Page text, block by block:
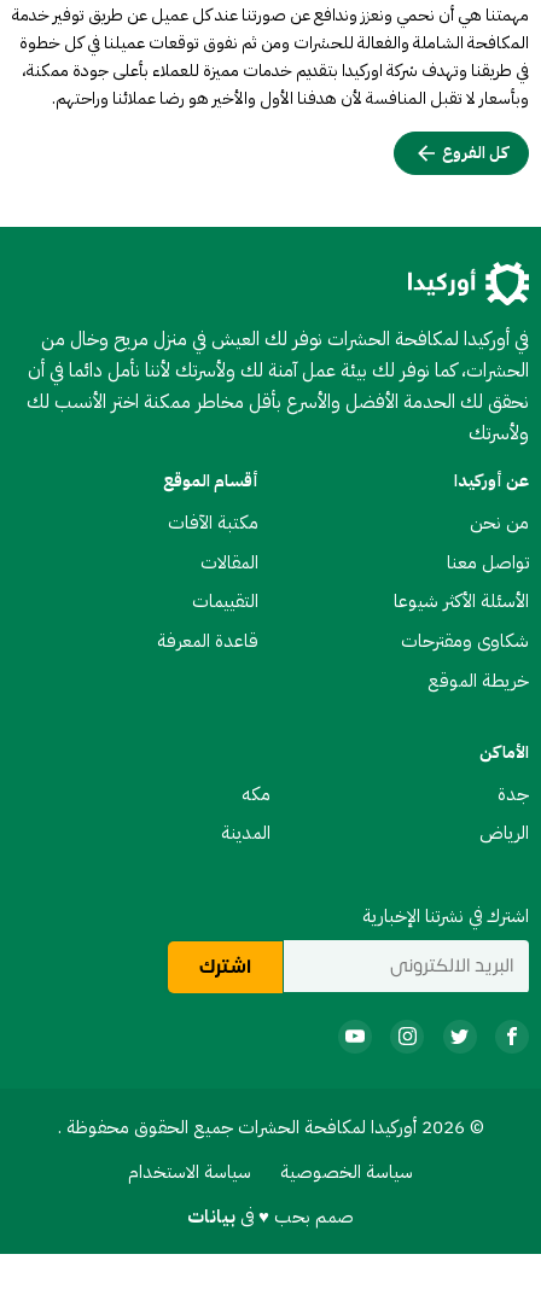
مهمتنا هي أن نحمي ونعزز وندافع عن صورتنا عند كل عميل عن طريق توفير خدمة
المكافحة الشاملة والفعالة للحشرات ومن ثم نفوق توقعات عميلنا في كل خطوة
في طريقنا وتهدف شركة اوركيدا بتقديم خدمات مميزة للعملاء بأعلى جودة ممكنة،
وبأسعار لا تقبل المنافسة لأن هدفنا الأول والأخير هو رضا عملائنا وراحتهم.
كل الفروع
في أوركيدا لمكافحة الحشرات نوفر لك العيش في منزل مريح وخال من
الحشرات، كما نوفر لك بيئة عمل آمنة لك ولأسرتك لأننا نأمل دائما في أن
نحقق لك الحدمة الأفضل والأسرع بأقل مخاطر ممكنة اختر الأنسب لك
ولأسرتك
عن أوركيدا
من نحن
تواصل معنا
الأسئلة الأكثر شيوعا
شكاوى ومقترحات
خريطة الموقع
أقسام الموقع
مكتبة الآفات
المقالات
التقييمات
قاعدة المعرفة
الأماكن
جدة
مكه
الرياض
المدينة
اشترك في نشرتنا الإخبارية
© 2026 أوركيدا لمكافحة الحشرات جميع الحقوق محفوظة .
سياسة الخصوصية
سياسة الاستخدام
صمم بحب ♥ فىبيانات